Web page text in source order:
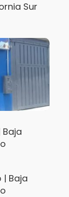
Sur
Baja
| Baja